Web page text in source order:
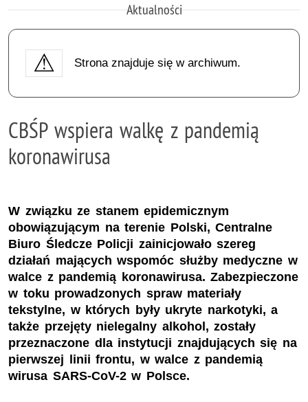
Aktualności
Strona znajduje się w archiwum.
CBŚP wspiera walkę z pandemią
koronawirusa
W związku ze stanem epidemicznym
obowiązującym na terenie Polski, Centralne
Biuro Śledcze Policji zainicjowało szereg
działań mających wspomóc służby medyczne w
walce z pandemią koronawirusa. Zabezpieczone
w toku prowadzonych spraw materiały
tekstylne, w których były ukryte narkotyki, a
także przejęty nielegalny alkohol, zostały
przeznaczone dla instytucji znajdujących się na
pierwszej linii frontu, w walce z pandemią
wirusa SARS-CoV-2 w Polsce.